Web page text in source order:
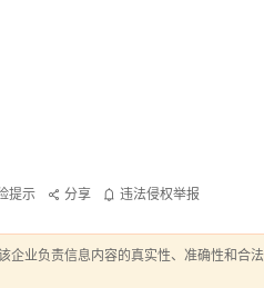
提示 分享 违法侵权举报
企业负责信息内容的真实性、准确性和合